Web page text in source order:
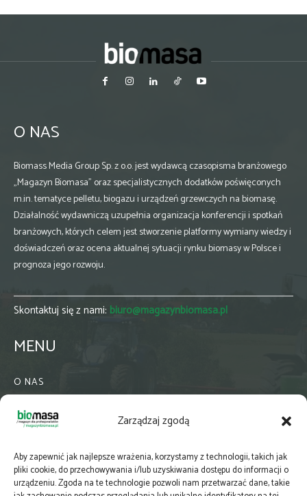
Zarządzaj zgodą
Aby zapewnić jak najlepsze wrażenia, korzystamy z technologii, takich jak
pliki cookie, do przechowywania i/lub uzyskiwania dostępu do informacji o
urządzeniu. Zgoda na te technologie pozwoli nam przetwarzać dane, takie
O NAS
Biomass Media Group Sp. z o.o. jest wydawcą czasopisma branżowego
„Magazyn Biomasa” oraz specjalistycznych dodatków poświęconych
m.in. tematyce pelletu, biogazu i urządzeń grzewczych na biomasę.
Działalność wydawniczą uzupełnia organizacja konferencji i spotkań
branżowych, których celem jest stworzenie platformy wymiany wiedzy i
doświadczeń oraz ocena aktualnej sytuacji rynku biomasy w Polsce i
prognoza jego rozwoju.
Skontaktuj się z nami: biuro@magazynbiomasa.pl
MENU
O NAS
WSPÓŁPRACA
PRENUMERATA
NEWSLETTER